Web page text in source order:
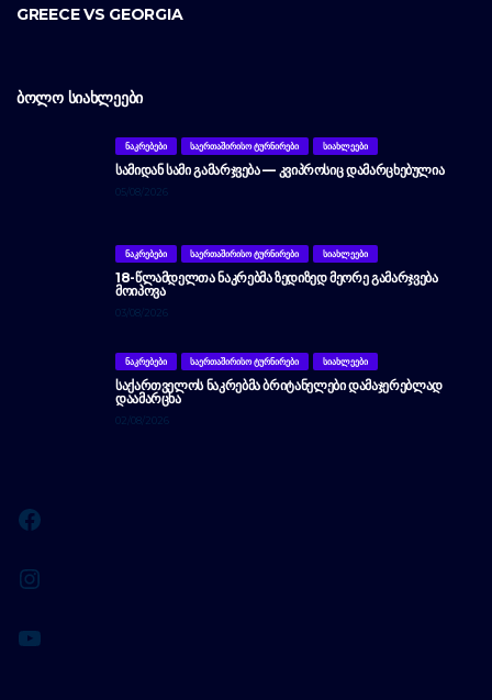
GREECE VS GEORGIA
ᲑᲝᲚᲝ ᲡᲘᲐᲮᲚᲔᲔᲑᲘ
ᲜᲐᲙᲠᲔᲑᲔᲑᲘ ᲡᲐᲔᲠᲗᲐᲨᲘᲠᲘᲡᲝ ᲢᲣᲠᲜᲘᲠᲔᲑᲘ ᲡᲘᲐᲮᲚᲔᲔᲑᲘ
ᲡᲐᲛᲘᲓᲐᲜ ᲡᲐᲛᲘ ᲒᲐᲛᲐᲠᲯᲕᲔᲑᲐ — ᲙᲕᲘᲞᲠᲝᲡᲘᲪ ᲓᲐᲛᲐᲠᲪᲮᲔᲑᲣᲚᲘᲐ
05/08/2026
ᲜᲐᲙᲠᲔᲑᲔᲑᲘ ᲡᲐᲔᲠᲗᲐᲨᲘᲠᲘᲡᲝ ᲢᲣᲠᲜᲘᲠᲔᲑᲘ ᲡᲘᲐᲮᲚᲔᲔᲑᲘ
18-ᲬᲚᲐᲛᲓᲔᲚᲗᲐ ᲜᲐᲙᲠᲔᲑᲛᲐ ᲖᲔᲓᲘᲖᲔᲓ ᲛᲔᲝᲠᲔ ᲒᲐᲛᲐᲠᲯᲕᲔᲑᲐ
ᲛᲝᲘᲞᲝᲕᲐ
03/08/2026
ᲜᲐᲙᲠᲔᲑᲔᲑᲘ ᲡᲐᲔᲠᲗᲐᲨᲘᲠᲘᲡᲝ ᲢᲣᲠᲜᲘᲠᲔᲑᲘ ᲡᲘᲐᲮᲚᲔᲔᲑᲘ
ᲡᲐᲥᲐᲠᲗᲕᲔᲚᲝᲡ ᲜᲐᲙᲠᲔᲑᲛᲐ ᲑᲠᲘᲢᲐᲜᲔᲚᲔᲑᲘ ᲓᲐᲛᲐᲯᲔᲠᲔᲑᲚᲐᲓ
ᲓᲐᲐᲛᲐᲠᲪᲮᲐ
02/08/2026
Facebook
Instagram
YouTube